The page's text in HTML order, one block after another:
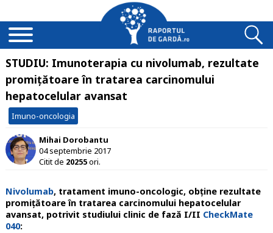
STUDIU: Imunoterapia cu nivolumab, rezultate
promițătoare în tratarea carcinomului
hepatocelular avansat
Imuno-oncologia
Mihai Dorobantu
04 septembrie 2017
Citit de 20255ori.
Nivolumab, tratament imuno-oncologic, obține rezultate
promițătoare în tratarea carcinomului hepatocelular
avansat, potrivit studiului clinic de fază I/II CheckMate
040: